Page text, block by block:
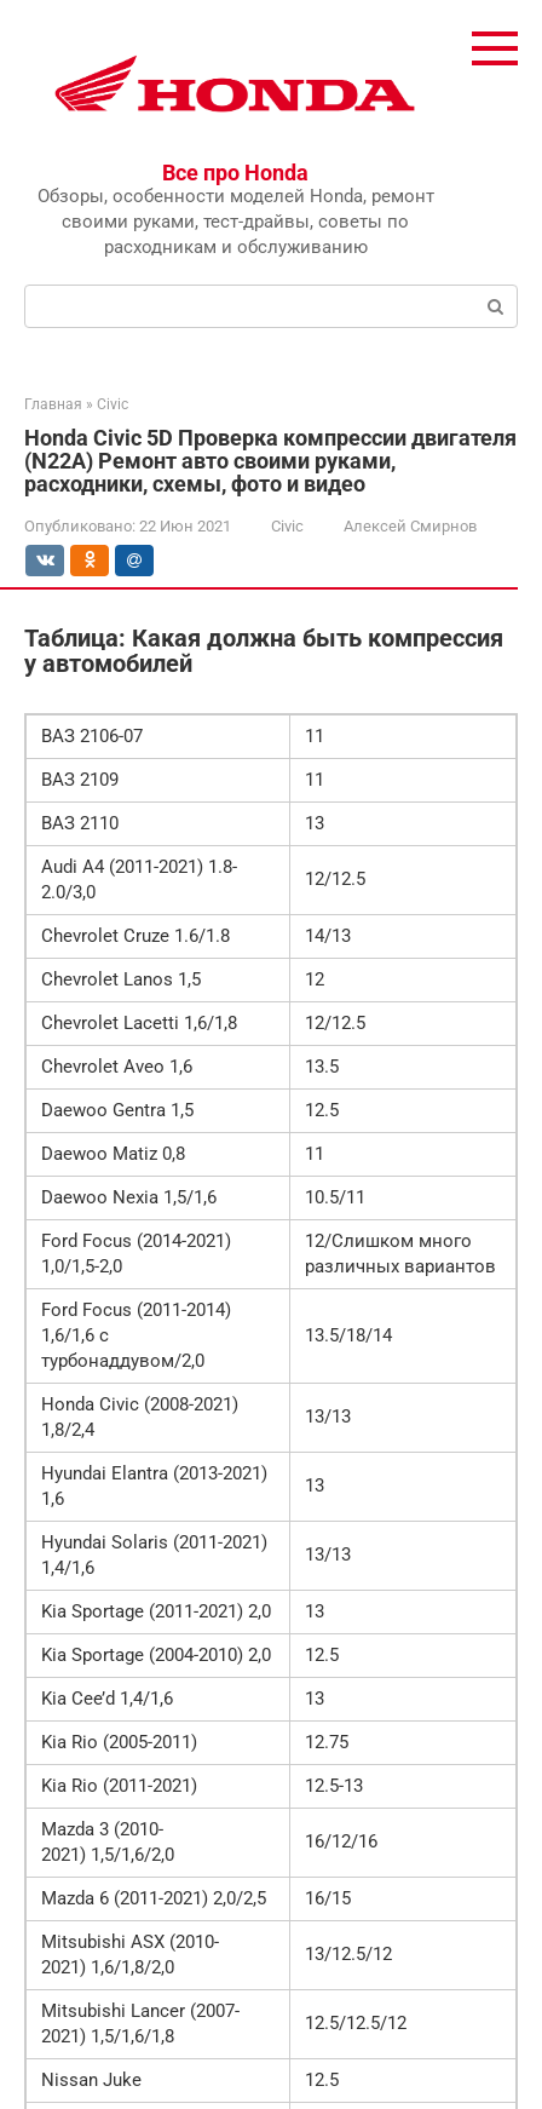
Все про Honda
Обзоры, особенности моделей Honda, ремонт
своими руками, тест-драйвы, советы по
расходникам и обслуживанию
Главная » Civic
Honda Civic 5D Проверка компрессии двигателя
(N22A) Ремонт авто своими руками,
расходники, схемы, фото и видео
Опубликовано: 22 Июн 2021 Civic Алексей Смирнов
Таблица: Какая должна быть компрессия
у автомобилей
ВАЗ 2106-07
11
ВАЗ 2109
11
ВАЗ 2110
13
Audi A4 (2011-2021) 1.8-
2.0/3,0
12/12.5
Chevrolet Cruze 1.6/1.8
14/13
Chevrolet Lanos 1,5
12
Chevrolet Lacetti 1,6/1,8
12/12.5
Chevrolet Aveo 1,6
13.5
Daewoo Gentra 1,5
12.5
Daewoo Matiz 0,8
11
Daewoo Nexia 1,5/1,6
10.5/11
Ford Focus (2014-2021)
1,0/1,5-2,0
12/Слишком много
различных вариантов
Ford Focus (2011-2014)
1,6/1,6 с
турбонаддувом/2,0
13.5/18/14
Honda Civic (2008-2021)
1,8/2,4
13/13
Hyundai Elantra (2013-2021)
1,6
13
Hyundai Solaris (2011-2021)
1,4/1,6
13/13
Kia Sportage (2011-2021) 2,0
13
Kia Sportage (2004-2010) 2,0
12.5
Kia Cee’d 1,4/1,6
13
Kia Rio (2005-2011)
12.75
Kia Rio (2011-2021)
12.5-13
Mazda 3 (2010-
2021) 1,5/1,6/2,0
16/12/16
Mazda 6 (2011-2021) 2,0/2,5
16/15
Mitsubishi ASX (2010-
2021) 1,6/1,8/2,0
13/12.5/12
Mitsubishi Lancer (2007-
2021) 1,5/1,6/1,8
12.5/12.5/12
Nissan Juke
12.5